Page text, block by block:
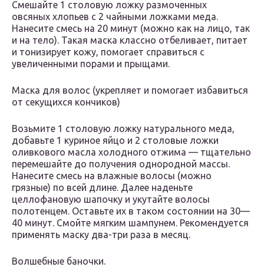
Смешайте 1 столовую ложку размоченных
овсяных хлопьев с 2 чайными ложками меда.
Нанесите смесь на 20 минут (можно как на лицо, так
и на тело). Такая маска классно отбеливает, питает
и тонизирует кожу, помогает справиться с
увеличенными порами и прыщами.
Маска для волос (укрепляет и помогает избавиться
от секущихся кончиков)
Возьмите 1 столовую ложку натурального меда,
добавьте 1 куриное яйцо и 2 столовые ложки
оливкового масла холодного отжима — тщательно
перемешайте до получения однородной массы.
Нанесите смесь на влажные волосы (можно
грязные) по всей длине. Далее наденьте
целлофановую шапочку и укутайте волосы
полотенцем. Оставьте их в таком состоянии на 30—
40 минут. Смойте мягким шампунем. Рекомендуется
применять маску два-три раза в месяц.
Волшебные баночки.